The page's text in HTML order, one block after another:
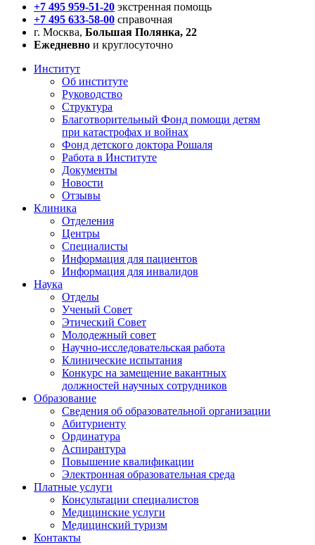
+7 495 959-51-20 экстренная помощь
+7 495 633-58-00 справочная
г. Москва, Большая Полянка, 22
Ежедневно и круглосуточно
Институт
Об институте
Руководство
Структура
Благотворительный Фонд помощи детям
при катастрофах и войнах
Фонд детского доктора Рошаля
Работа в Институте
Документы
Новости
Отзывы
Клиника
Отделения
Центры
Специалисты
Информация для пациентов
Информация для инвалидов
Наука
Отделы
Ученый Совет
Этический Совет
Молодежный совет
Научно-исследовательская работа
Клинические испытания
Конкурс на замещение вакантных
должностей научных сотрудников
Образование
Сведения об образовательной организации
Абитуриенту
Ординатура
Аспирантура
Повышение квалификации
Электронная образовательная среда
Платные услуги
Консультации специалистов
Медицинские услуги
Медицинский туризм
Контакты